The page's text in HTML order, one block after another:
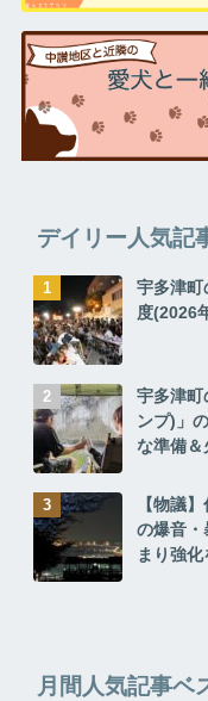
デイリー人気記
宇多津町
度(2026
宇多津町
ンプ)」
な準備＆
【物議
の爆音・
まり強
月間人気記事ベ